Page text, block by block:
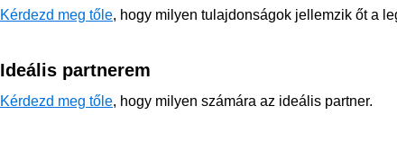
Kérdezd meg tőle, hogy milyen tulajdonságok jellemzik őt a
Ideális partnerem
Kérdezd meg tőle, hogy milyen számára az ideális partner.